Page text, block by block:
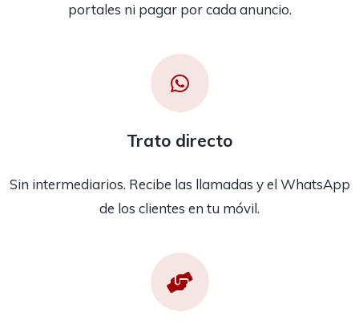
portales ni pagar por cada anuncio.
Trato directo
Sin intermediarios. Recibe las llamadas y el WhatsApp
de los clientes en tu móvil.